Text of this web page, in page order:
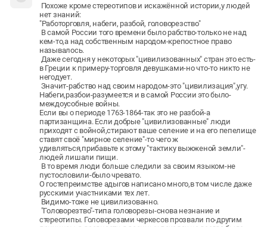
Похоже кроме стереотипов и искажённой истории,у людей
нет знаний:
"Работорговля, набеги, разбой, головорезство"
В самой России того времени было рабство-только не над
кем-то,а над собственным народом-крепостное право
называлось.
Даже сегодня у некоторых "цивилизованных" стран это есть-
в Греции к примеру-торговля девушками-но что-то никто не
негодует.
Значит-рабство над своим народом-это "цивилизация",угу.
Набеги,разбои-разумеется и в самой России это было-
междоусобные войны.
Если вы о периоде 1763-1864-так это не разбой-а
партизанщина. Если добрые "цивилизованные" люди
приходят с войной,стирают ваше селение и на его пепелище
ставят своё "мирное селение"-то чего ж
удивляться,прибавьте к этому "тактику выжженой земли"-
людей лишали пищи.
В то время люди больше следили за своим языком-не
пустословили-было чревато.
О гостепреимстве адыгов написано много,в том числе даже
русскими участниками тех лет.
Видимо-тоже не цивилизованно.
"Головорезтво"-типа головорезы-снова незнание и
стереотипы. Головорезами черкесов прозвали по-другим